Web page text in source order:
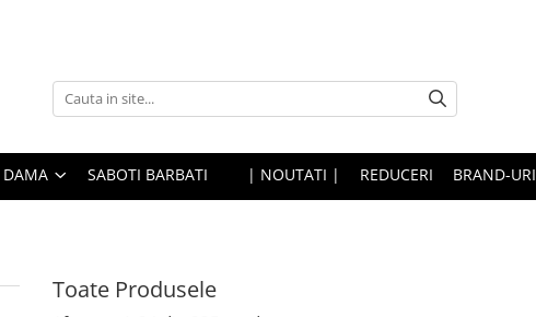
DAMA SABOTI BARBATI | NOUTATI | REDUCERI BRAND-URI
Toate Produsele